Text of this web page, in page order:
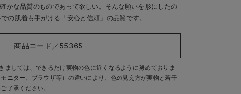
かな品質のものであって欲しい。そんな願いを形にしたの
の肌着も手がける「安心と信頼」の品質です。
商品コード／55365
ましては、できるだけ実物の色に近くなるように努めておりま
ニター、ブラウザ等）の違いにより、色の見え方が実物と若干
了承ください。